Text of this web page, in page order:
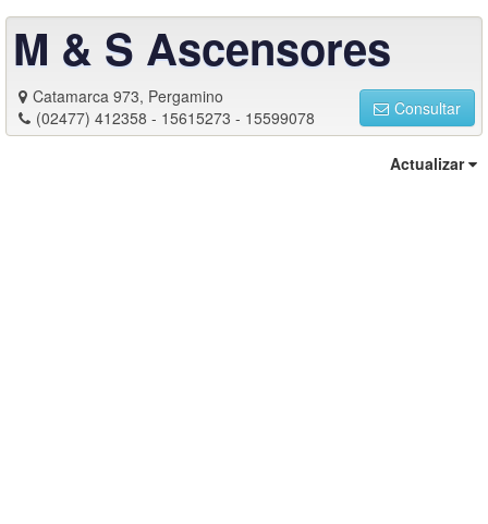
M & S Ascensores
Catamarca 973, Pergamino
(02477) 412358 - 15615273 - 15599078
Consultar
Actualizar